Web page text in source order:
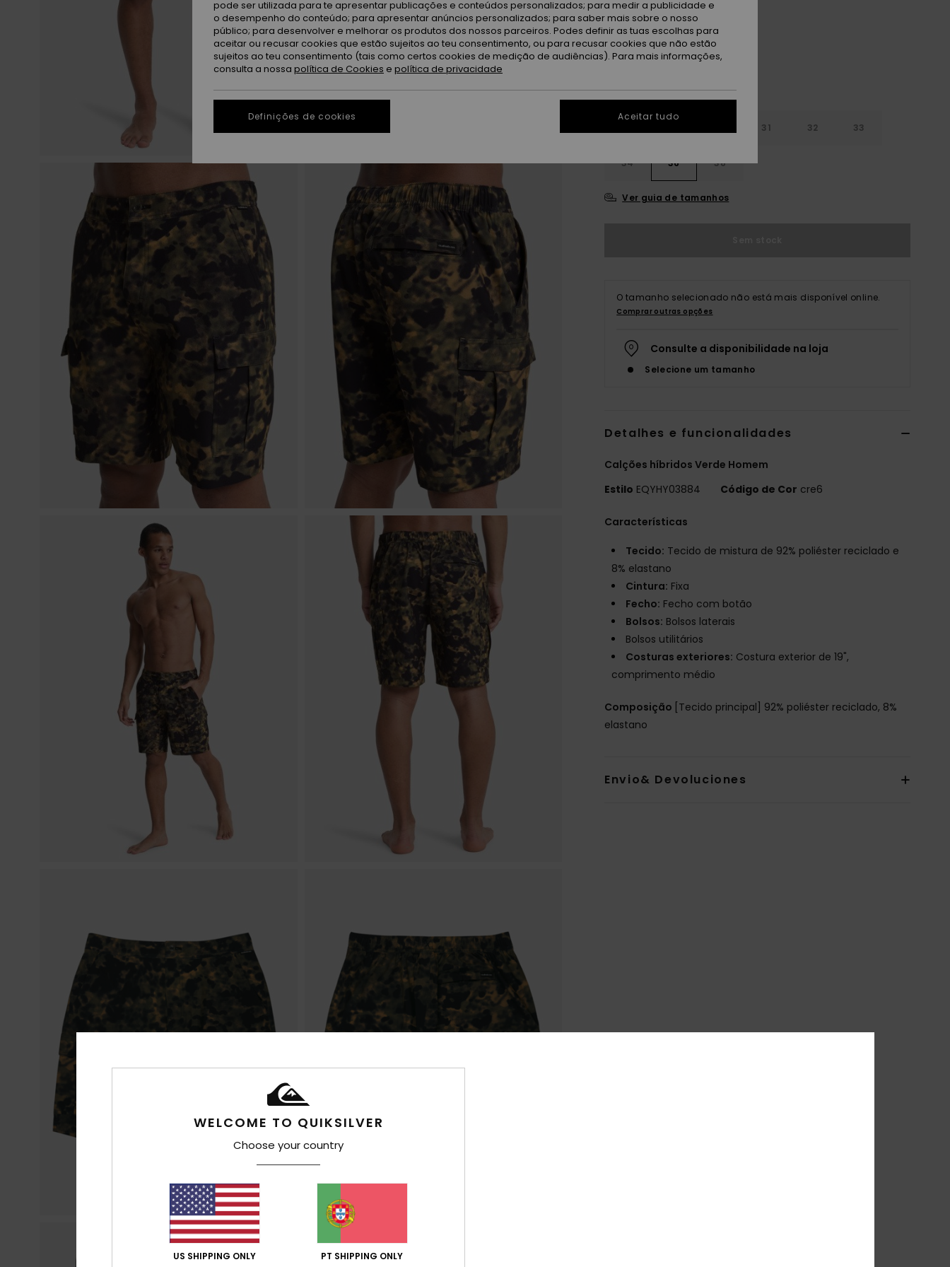
CorGrape Leaf Light Reflection
31 32 33
34 36 38
Ver guia de tamanhos
O tamanho selecionado não está mais disponível online.
Comprar outras opções
Consulte a disponibilidade na loja
Selecione um tamanho
Detalhes e funcionalidades
Calções híbridos Verde Homem
Estilo EQYHY03884 Código de Cor cre6
Características
Tecido: Tecido de mistura de 92% poliéster reciclado e
8% elastano
Cintura: Fixa
Fecho: Fecho com botão
Bolsos: Bolsos laterais
Bolsos utilitários
Costuras exteriores: Costura exterior de 19",
comprimento médio
Composição [Tecido principal] 92% poliéster reciclado, 8%
elastano
Envio& Devoluciones
WELCOME TO QUIKSILVER
Choose your country
US SHIPPING ONLY PT SHIPPING ONLY
pode ser utilizada para te apresentar publicações e conteúdos personalizados; para medir a publicidade e
o desempenho do conteúdo; para apresentar anúncios personalizados; para saber mais sobre o nosso
público; para desenvolver e melhorar os produtos dos nossos parceiros. Podes definir as tuas escolhas para
aceitar ou recusar cookies que estão sujeitos ao teu consentimento, ou para recusar cookies que não estão
sujeitos ao teu consentimento (tais como certos cookies de medição de audiências). Para mais informações,
consulta a nossa política de Cookies e política de privacidade
Definições de cookies Aceitar tudo